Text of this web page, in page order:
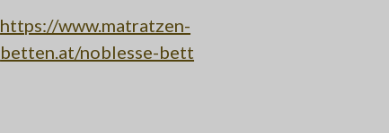
https://www.matratzen-
betten.at/noblesse-bett